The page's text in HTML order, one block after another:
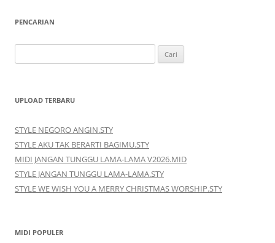
PENCARIAN
untuk:
UPLOAD TERBARU
STYLE NEGORO ANGIN.STY
STYLE AKU TAK BERARTI BAGIMU.STY
MIDI JANGAN TUNGGU LAMA-LAMA V2026.MID
STYLE JANGAN TUNGGU LAMA-LAMA.STY
STYLE WE WISH YOU A MERRY CHRISTMAS WORSHIP.STY
MIDI POPULER